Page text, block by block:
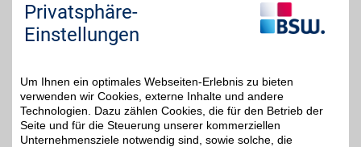
Unternehmen mit Sitz in der Lüneburger Heide
wurde vor über 20 Jahren als Familienbetrieb
gegründet und legt großen Wert auf
Beständigkeit. Diese Werte spiegeln sich auch in
der großen Produktpallette wieder, die sowohl
bei Profis, als auch bei Hobbyhandwerkern
Anklang findet.
Privatsphäre-
Einstellungen
Um Ihnen ein optimales Webseiten-Erlebnis zu bieten
verwenden wir Cookies, externe Inhalte und andere
Technologien. Dazu zählen Cookies, die für den Betrieb der
Seite und für die Steuerung unserer kommerziellen
Unternehmensziele notwendig sind, sowie solche, die